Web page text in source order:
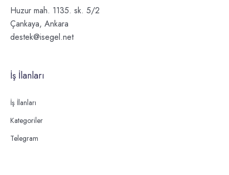
Huzur mah. 1135. sk. 5/2
Çankaya, Ankara
destek@isegel.net
İş İlanları
İş İlanları
Kategoriler
Telegram